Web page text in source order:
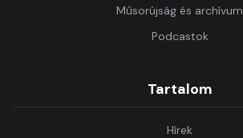
Műsorújság és archívum
Podcastok
Tartalom
Hírek